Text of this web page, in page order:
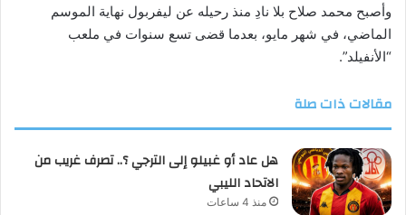
وأصبح محمد صلاح بلا نادِ منذ رحيله عن ليفربول نهاية الموسم
الماضي، في شهر مايو، بعدما قضى تسع سنوات في ملعب
“الأنفيلد”.
مقالات ذات صلة
هل عاد أو غبيلو إلى الترجي ؟.. تصرف غريب من
الاتحاد الليبي
منذ 4 ساعات